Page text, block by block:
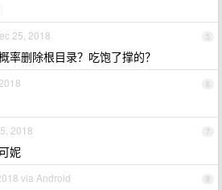
5
25, 2018
率删除根目录？吃饱了撑的？
6
7
2018
妮
8
via Android